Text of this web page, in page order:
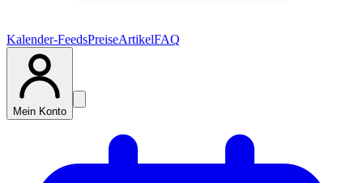
Kalender-FeedsPreiseArtikelFAQ
Mein Konto